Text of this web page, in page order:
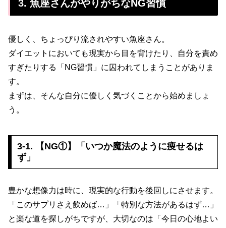
3. 魚座さんがやりがちなNG習慣
優しく、ちょっぴり流されやすい魚座さん。
ダイエットにおいても現実から目を背けたり、自分を責め
すぎたりする「NG習慣」に囚われてしまうことがありま
す。
まずは、そんな自分に優しく気づくことから始めましょ
う。
3-1. 【NG①】「いつか魔法のように痩せるは
ず」
豊かな想像力は時に、現実的な行動を後回しにさせます。
「このサプリさえ飲めば…」「特別な方法があるはず…」
と楽な道を探しがちですが、大切なのは「今日の心地よい